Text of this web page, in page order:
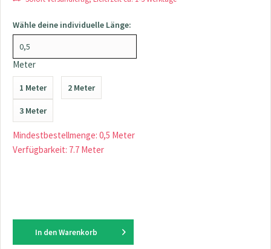
Wähle deine individuelle Länge:
Meter
1 Meter 2 Meter
3 Meter
Mindestbestellmenge: 0,5 Meter
Verfügbarkeit: 7.7 Meter
In den Warenkorb